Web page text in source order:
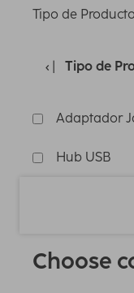
Tipo de Producto
Tipo de
Adaptador
Hub USB
Choose